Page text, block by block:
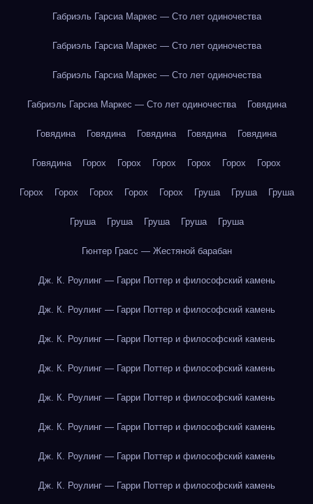
Габриэль Гарсиа Маркес — Сто лет одиночества
Габриэль Гарсиа Маркес — Сто лет одиночества
Габриэль Гарсиа Маркес — Сто лет одиночества
Габриэль Гарсиа Маркес — Сто лет одиночества Говядина
Говядина Говядина Говядина Говядина Говядина
Говядина Горох Горох Горох Горох Горох Горох
Горох Горох Горох Горох Горох Груша Груша Груша
Груша Груша Груша Груша Груша
Гюнтер Грасс — Жестяной барабан
Дж. К. Роулинг — Гарри Поттер и философский камень
Дж. К. Роулинг — Гарри Поттер и философский камень
Дж. К. Роулинг — Гарри Поттер и философский камень
Дж. К. Роулинг — Гарри Поттер и философский камень
Дж. К. Роулинг — Гарри Поттер и философский камень
Дж. К. Роулинг — Гарри Поттер и философский камень
Дж. К. Роулинг — Гарри Поттер и философский камень
Дж. К. Роулинг — Гарри Поттер и философский камень